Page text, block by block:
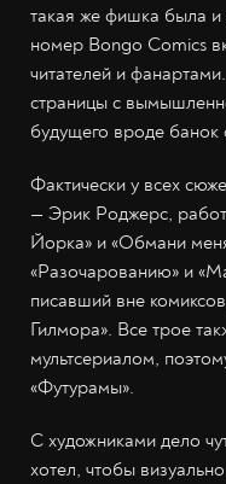
такая же фишка была и
номер Bongo Comics
читателей и
страницы с
будущего вроде банок
Фактически у всех
— Эрик Роджерс,
Йорка» и «Обмани
«Разочарованию» и
писавший вне
Гилмора». Все трое
мультсериалом,
«Футурамы».
С художниками дело
хотел, чтобы